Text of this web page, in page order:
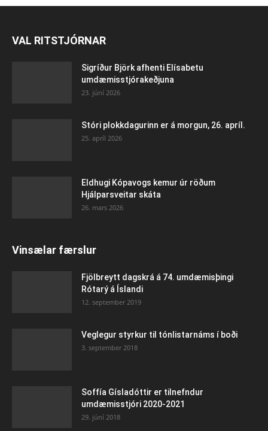
VAL RITSTJÓRNAR
Sigríður Björk afhenti Elísabetu
umdæmisstjórakeðjuna
23. júní 2026
Stóri plokkdagurinn er á morgun, 26. apríl.
25. apríl 2026
Eldhugi Kópavogs kemur úr röðum
Hjálparsveitar skáta
26. mars 2026
Vinsælar færslur
Fjölbreytt dagskrá á 74. umdæmisþingi
Rótarý á Íslandi
12. september 2019
Veglegur styrkur til tónlistarnáms í boði
3. september 2018
Soffía Gísladóttir er tilnefndur
umdæmisstjóri 2020-2021
29. júní 2018